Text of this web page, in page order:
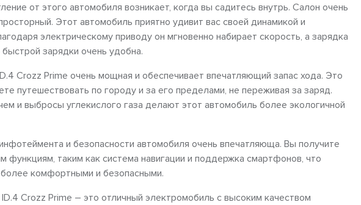
от этого автомобиля возникает, когда вы садитесь внутрь. Салон очень
Этот автомобиль приятно удивит вас своей динамикой и
электрическому приводу он мгновенно набирает скорость, а зарядка
зарядки очень удобна.
Crozz Prime очень мощная и обеспечивает впечатляющий запас хода. Это
путешествовать по городу и за его пределами, не переживая за заряд.
и выбросы углекислого газа делают этот автомобиль более экологичной
и безопасности автомобиля очень впечатляюща. Вы получите
функциям, таким как система навигации и поддержка смартфонов, что
комфортными и безопасными.
Crozz Prime – это отличный электромобиль с высоким качеством